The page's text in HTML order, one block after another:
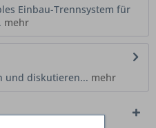
Einbau-Trennsystem für
mehr
und diskutieren... mehr